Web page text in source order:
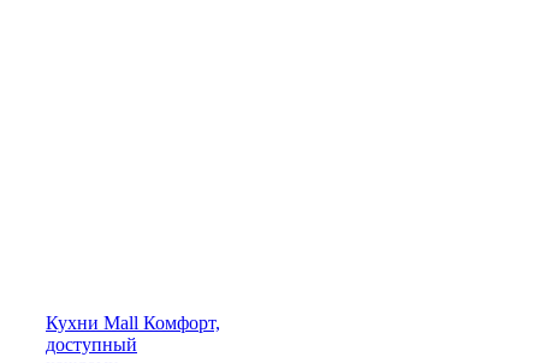
Кухни Mall Комфорт,
доступный